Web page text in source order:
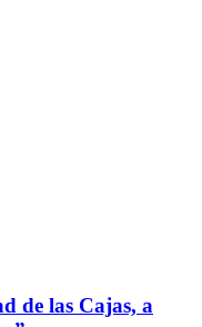
de las Cajas, a